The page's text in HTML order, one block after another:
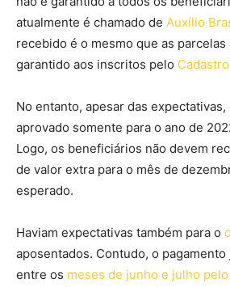
atualmente é chamado de Auxílio
recebido é o mesmo que as
garantido aos inscritos pelo
No entanto, apesar das
aprovado somente para o ano de
Logo, os beneficiários não devem
de valor extra para o mês de
esperado.
Haviam expectativas também para o
aposentados. Contudo, o
entre os meses de junho e julho pelo